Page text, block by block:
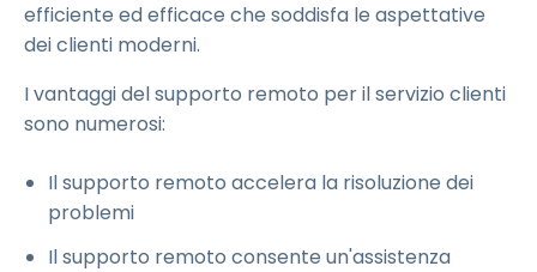
efficiente ed efficace che soddisfa le aspettative
dei clienti moderni.
I vantaggi del supporto remoto per il servizio clienti
sono numerosi:
Il supporto remoto accelera la risoluzione dei
problemi
Il supporto remoto consente un'assistenza